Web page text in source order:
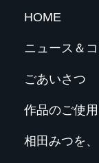
HOME
ニュース＆
ごあいさつ
作品のご使
相田みつを、